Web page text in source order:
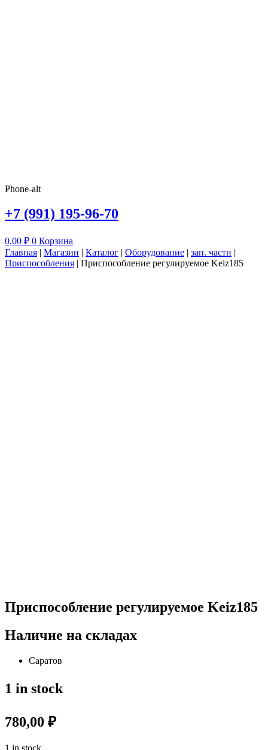
Phone-alt
+7 (991) 195-96-70
0,00 ₽ 0 Корзина
Главная | Магазин | Каталог | Оборудование | зап. части |
Приспособления | Приспособление регулируемое Keiz185
Приспособление регулируемое Keiz185
Наличие на складах
Саратов
1 in stock
780,00 ₽
1 in stock